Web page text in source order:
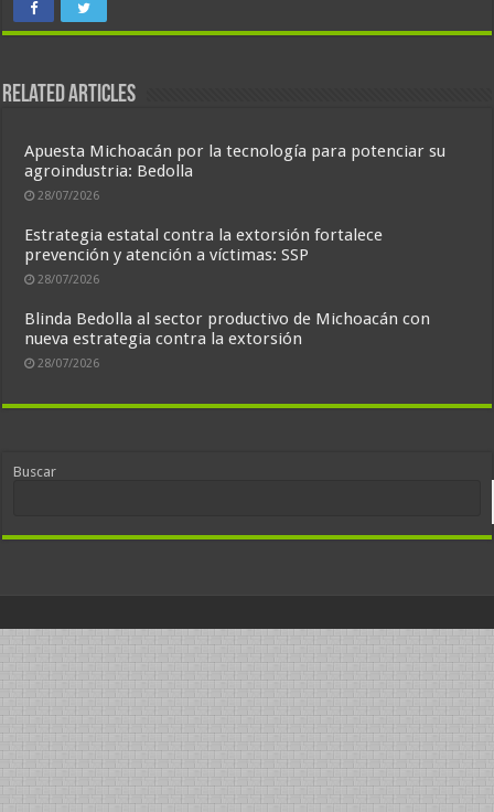
Related Articles
Apuesta Michoacán por la tecnología para potenciar su
agroindustria: Bedolla
28/07/2026
Estrategia estatal contra la extorsión fortalece
prevención y atención a víctimas: SSP
28/07/2026
Blinda Bedolla al sector productivo de Michoacán con
nueva estrategia contra la extorsión
28/07/2026
Buscar